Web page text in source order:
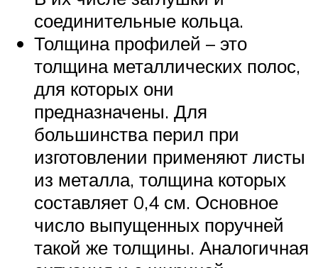
соединительные кольца.
Толщина профилей – это
толщина металлических полос,
для которых они
предназначены. Для
большинства перил при
изготовлении применяют листы
из металла, толщина которых
составляет 0,4 см. Основное
число выпущенных поручней
такой же толщины. Аналогичная